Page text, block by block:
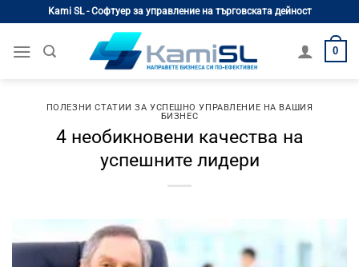
content
Kami SL - Софтуер за управление на търговската дейност
0
ПОЛЕЗНИ СТАТИИ ЗА УСПЕШНО УПРАВЛЕНИЕ НА ВАШИЯ
БИЗНЕС
4 необикновени качества на
успешните лидери